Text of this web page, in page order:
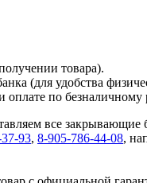
товара).
(для удобства
оплате по
все закрывающие
93, 8-905-786-44-08,